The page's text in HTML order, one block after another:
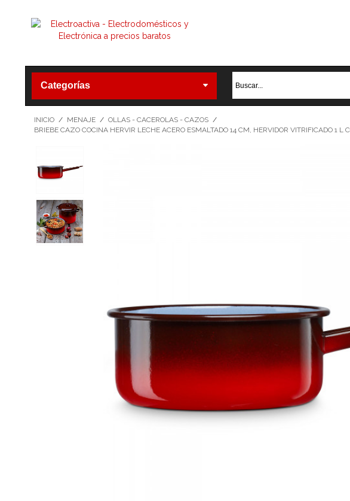
Categorías
INICIO / MENAJE / OLLAS - CACEROLAS - CAZOS /
BRIEBE CAZO COCINA HERVIR LECHE ACERO ESMALTADO 14 CM, HERVIDOR VITRIFICADO 1